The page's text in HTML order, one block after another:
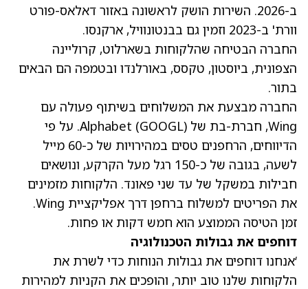
ב-2026. השירות הושק לראשונה באזור דאלאס-פורט
וורת' ב-2023 וזמין גם בבנטונוויל, ארקנסו.
החברה הבטיחה שהלקוחות בשארלוט, קרוליינה
הצפונית, ביוסטון, טקסס, באורלנדו ובטמפה הם הבאים
בתור.
החברה מבצעת את המשלוחים בשיתוף פעולה עם
Wing, חברת-בת של Alphabet
(GOOGL)
. על פי
הדיווחים, הרחפנים טסים במהירויות של כ-60 מייל
לשעה, בגובה של כ-150 רגל מעל הקרקע, ונושאים
חבילות במשקל של עד שני פאונד. הלקוחות מזמינים
את הפריטים למשלוח ברחפן דרך אפליקציית Wing.
זמן הטיסה הממוצע הוא חמש דקות או פחות.
דוחפים את גבולות הטכנולוגיה
‘אנחנו דוחפים את גבולות הנוחות כדי לשרת את
הלקוחות שלנו טוב יותר, והופכים את הקניות למהירות